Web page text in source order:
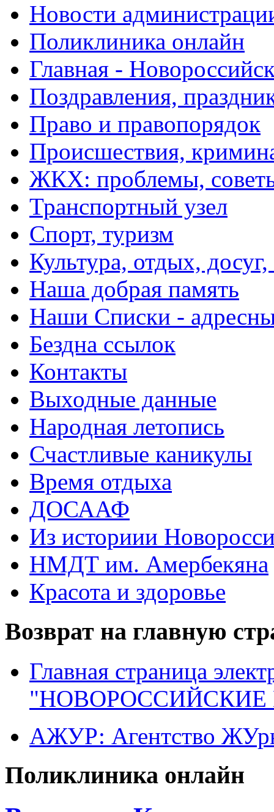
Новости
Поликлиника онлайн
Главная -
Поздравления,
Право и правопорядок
Происшествия,
ЖКХ: проблемы,
Транспортный узел
Спорт, туризм
Культура, отдых,
Наша добрая память
Наши Списки -
Бездна ссылок
Контакты
Выходные данные
Народная летопись
Счастливые каникулы
Время отдыха
ДОСААФ
Из историии
НМДТ им. Амербекяна
Красота и здоровье
Возврат на главную
Главная страница
"НОВОРОССИЙСКИЕ
АЖУР: Агентство
Поликлиника онлайн